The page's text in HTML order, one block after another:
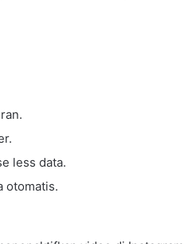
less data.
otomatis.